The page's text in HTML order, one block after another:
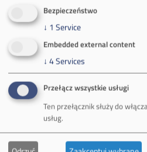
Władze
Spółka Południowy
Zakład Górniczy
Bezpieczeństwo
↓ 1 Service
Embedded external content
↓ 4Services
Przełącz wszystkie usługi
Ten przełącznik służy do
usług.